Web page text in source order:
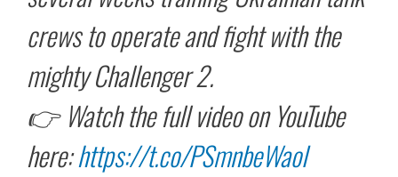
crews to operate and fight with the
mighty Challenger 2.
👉 Watch the full video on YouTube
here:https://t.co/PSmnbeWaoI